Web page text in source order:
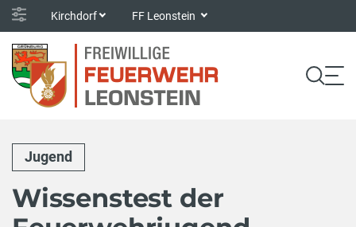
Kirchdorf FF Leonstein
Jugend
Wissenstest der